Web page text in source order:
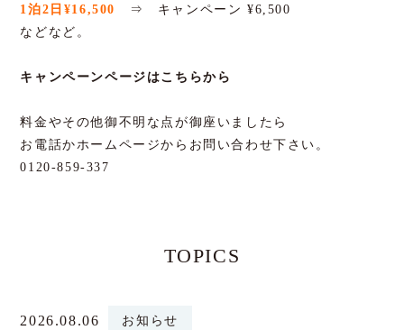
1泊2日¥16,500
⇒ キャンペーン ¥6,500
などなど。
キャンペーンページはこちらから
料金やその他御不明な点が御座いましたら
お電話かホームページからお問い合わせ下さい。
0120-859-337
TOPICS
2026.08.06 お知らせ